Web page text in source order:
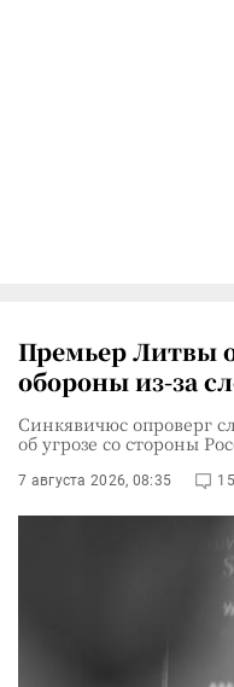
Премьер Литвы
обороны из-за
Синкявичюс опроверг
об угрозе со стороны
7 августа 2026, 08:35 15